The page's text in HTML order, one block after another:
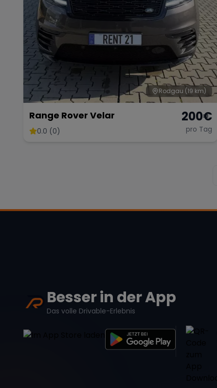
Rodgau (19 km)
Range Rover Velar
0.0 (0)
200€
pro Tag
Besser in der App
Das volle Drivable-Erlebnis